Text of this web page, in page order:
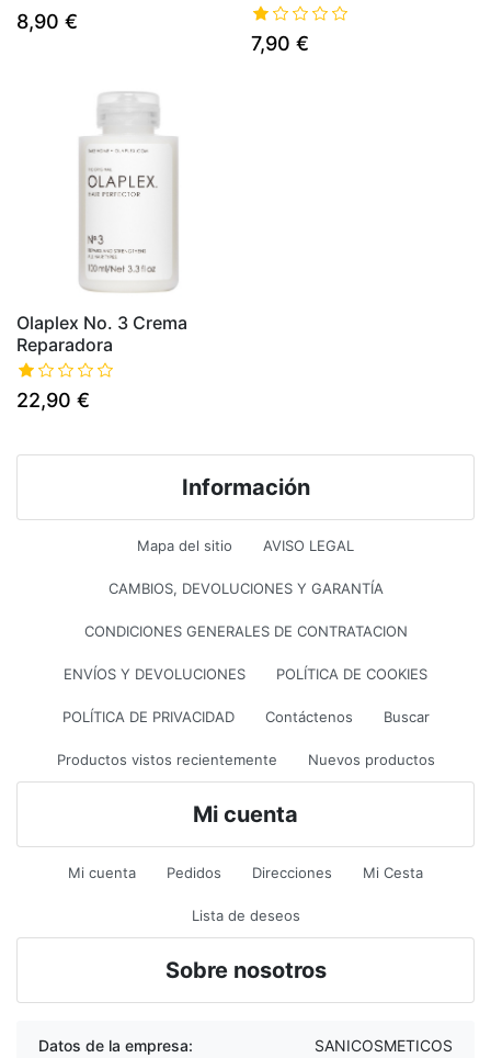
8,90 €
7,90 €
Olaplex No. 3 Crema
Reparadora
22,90 €
Información
Mapa del sitio AVISO LEGAL
CAMBIOS, DEVOLUCIONES Y GARANTÍA
CONDICIONES GENERALES DE CONTRATACION
ENVÍOS Y DEVOLUCIONES POLÍTICA DE COOKIES
POLÍTICA DE PRIVACIDAD Contáctenos Buscar
Productos vistos recientemente Nuevos productos
Mi cuenta
Mi cuenta Pedidos Direcciones Mi Cesta
Lista de deseos
Sobre nosotros
Datos de la empresa: SANICOSMETICOS